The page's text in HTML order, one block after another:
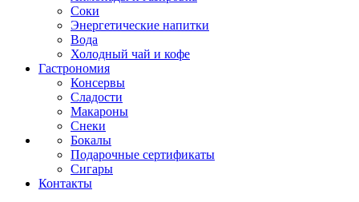
Соки
Энергетические напитки
Вода
Холодный чай и кофе
Гастрономия
Консервы
Сладости
Макароны
Снеки
Бокалы
Подарочные сертификаты
Сигары
Контакты